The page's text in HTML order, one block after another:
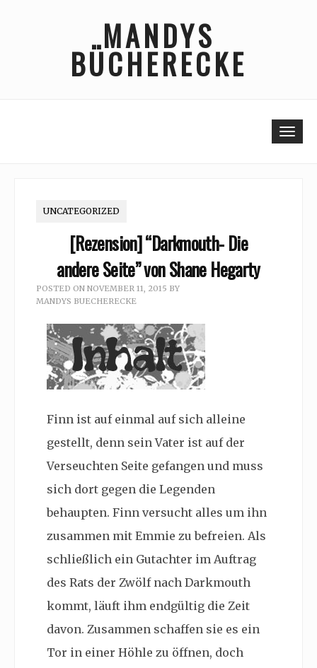
MANDYS
BÜCHERECKE
UNCATEGORIZED
[Rezension] “Darkmouth- Die
andere Seite” von Shane Hegarty
POSTED ON NOVEMBER 11, 2015 BY
MANDYS BUECHERECKE
Finn ist auf einmal auf sich alleine
gestellt, denn sein Vater ist auf der
Verseuchten Seite gefangen und muss
sich dort gegen die Legenden
behaupten. Finn versucht alles um ihn
zusammen mit Emmie zu befreien. Als
schließlich ein Gutachter im Auftrag
des Rats der Zwölf nach Darkmouth
kommt, läuft ihm endgültig die Zeit
davon. Zusammen schaffen sie es ein
Tor in einer Höhle zu öffnen, doch